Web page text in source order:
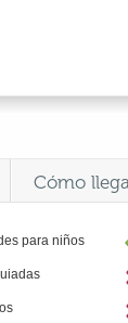
Cómo
para niños